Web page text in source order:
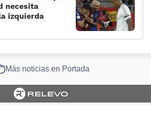
necesita
izquierda
Más noticias en Portada